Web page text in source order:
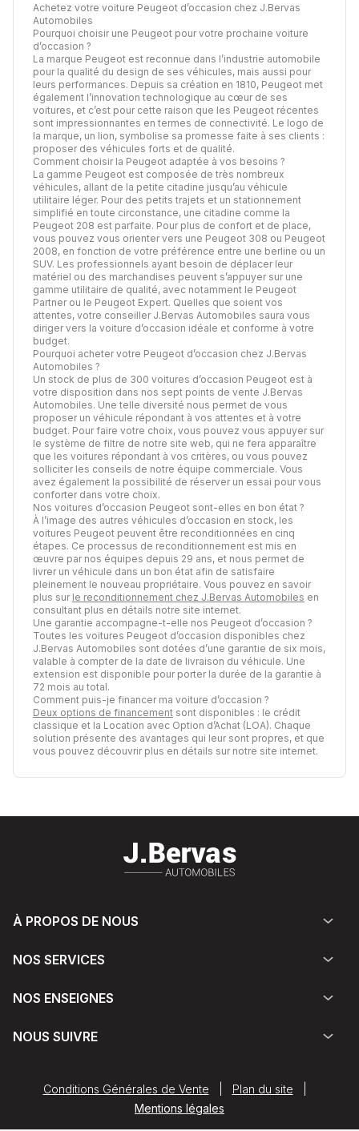
Achetez votre voiture Peugeot d’occasion chez J.Bervas
Automobiles
Pourquoi choisir une Peugeot pour votre prochaine voiture
d’occasion ?
La marque Peugeot est reconnue dans l’industrie automobile
pour la qualité du design de ses véhicules, mais aussi pour
leurs performances. Depuis sa création en 1810, Peugeot met
également l’innovation technologique au cœur de ses
voitures, et c’est pour cette raison que les Peugeot récentes
sont impressionnantes en termes de connectivité. Le logo de
la marque, un lion, symbolise sa promesse faite à ses clients :
proposer des véhicules forts et de qualité.
Comment choisir la Peugeot adaptée à vos besoins ?
La gamme Peugeot est composée de très nombreux
véhicules, allant de la petite citadine jusqu’au véhicule
utilitaire léger. Pour des petits trajets et un stationnement
simplifié en toute circonstance, une citadine comme la
Peugeot 208 est parfaite. Pour plus de confort et de place,
vous pouvez vous orienter vers une Peugeot 308 ou Peugeot
2008, en fonction de votre préférence entre une berline ou un
SUV. Les professionnels ayant besoin de déplacer leur
matériel ou des marchandises peuvent s’appuyer sur une
gamme utilitaire de qualité, avec notamment le Peugeot
Partner ou le Peugeot Expert. Quelles que soient vos
attentes, votre conseiller J.Bervas Automobiles saura vous
diriger vers la voiture d’occasion idéale et conforme à votre
budget.
Pourquoi acheter votre Peugeot d’occasion chez J.Bervas
Automobiles ?
Un stock de plus de 300 voitures d’occasion Peugeot est à
votre disposition dans nos sept points de vente J.Bervas
Automobiles. Une telle diversité nous permet de vous
proposer un véhicule répondant à vos attentes et à votre
budget. Pour faire votre choix, vous pouvez vous appuyer sur
le système de filtre de notre site web, qui ne fera apparaître
que les voitures répondant à vos critères, ou vous pouvez
solliciter les conseils de notre équipe commerciale. Vous
avez également la possibilité de réserver un essai pour vous
conforter dans votre choix.
Nos voitures d’occasion Peugeot sont-elles en bon état ?
À l’image des autres véhicules d’occasion en stock, les
voitures Peugeot peuvent être reconditionnées en cinq
étapes. Ce processus de reconditionnement est mis en
œuvre par nos équipes depuis 29 ans, et nous permet de
livrer un véhicule dans un bon état afin de satisfaire
pleinement le nouveau propriétaire. Vous pouvez en savoir
plus sur le reconditionnement chez J.Bervas Automobiles en
consultant plus en détails notre site internet.
Une garantie accompagne-t-elle nos Peugeot d’occasion ?
Toutes les voitures Peugeot d’occasion disponibles chez
J.Bervas Automobiles sont dotées d’une garantie de six mois,
valable à compter de la date de livraison du véhicule. Une
extension est disponible pour porter la durée de la garantie à
72 mois au total.
Comment puis-je financer ma voiture d’occasion ?
Deux options de financement sont disponibles : le crédit
classique et la Location avec Option d’Achat (LOA). Chaque
solution présente des avantages qui leur sont propres, et que
vous pouvez découvrir plus en détails sur notre site internet.
À PROPOS DE NOUS
NOS SERVICES
NOS ENSEIGNES
NOUS SUIVRE
Conditions Générales de Vente Plan du site
Mentions légales